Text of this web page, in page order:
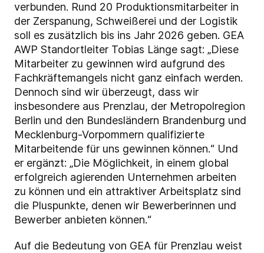
verbunden. Rund 20 Produktionsmitarbeiter in
der Zerspanung, Schweißerei und der Logistik
soll es zusätzlich bis ins Jahr 2026 geben. GEA
AWP Standortleiter Tobias Länge sagt: „Diese
Mitarbeiter zu gewinnen wird aufgrund des
Fachkräftemangels nicht ganz einfach werden.
Dennoch sind wir überzeugt, dass wir
insbesondere aus Prenzlau, der Metropolregion
Berlin und den Bundesländern Brandenburg und
Mecklenburg-Vorpommern qualifizierte
Mitarbeitende für uns gewinnen können.“ Und
er ergänzt: „Die Möglichkeit, in einem global
erfolgreich agierenden Unternehmen arbeiten
zu können und ein attraktiver Arbeitsplatz sind
die Pluspunkte, denen wir Bewerberinnen und
Bewerber anbieten können.“
Auf die Bedeutung von GEA für Prenzlau weist